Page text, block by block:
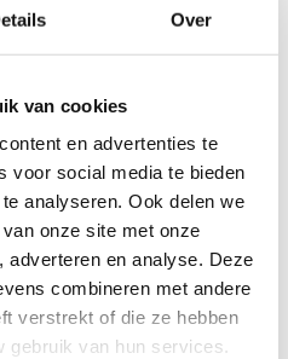
Over
van cookies
en advertenties te
voor social media te bieden
analyseren. Ook delen we
onze site met onze
adverteren en analyse. Deze
combineren met andere
verstrekt of die ze hebben
gebruik van hun services.
te brengen in het
zonder de feitelijke
routestructuren, neem een
een route? Ga dan naar
ons via
.​